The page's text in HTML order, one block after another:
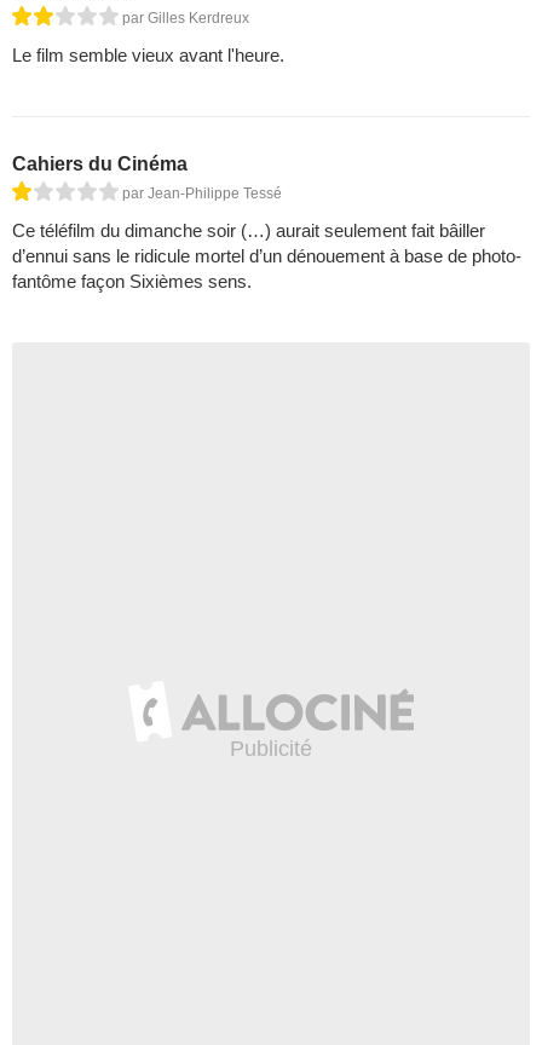
par Gilles Kerdreux
Le film semble vieux avant l'heure.
Cahiers du Cinéma
par Jean-Philippe Tessé
Ce téléfilm du dimanche soir (…) aurait seulement fait bâiller
d’ennui sans le ridicule mortel d’un dénouement à base de photo-
fantôme façon Sixièmes sens.